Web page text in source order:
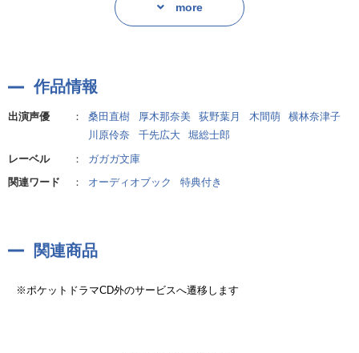
more
作品情報
出演声優 ： 桑田直樹 厚木那奈美 荻野葉月 木間萌
横林奈津子
川原伶奈
千先広大
堀総士郎
レーベル
：
ガガガ文庫
関連ワード
： オーディオブック 特典付き
関連商品
※ポケットドラマCD外のサービスへ遷移します